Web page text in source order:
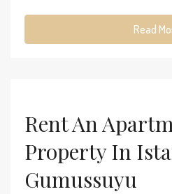
Read
Rent An
Property In
Gumussuyu